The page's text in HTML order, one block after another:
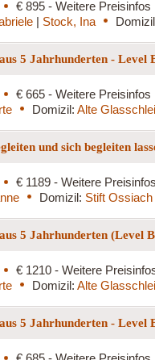
€ 895 - Weitere Preisinfos
| Stock, Ina
5 Jahrhunderten - Level
€ 665 - Weitere Preisinfos
Domizil: Alte
und sich begleiten
€ 1189 - Weitere Preisinfos
Domizil: Stift Ossiach
5 Jahrhunderten (Level
€ 1210 - Weitere
Domizil: Alte
5 Jahrhunderten - Level